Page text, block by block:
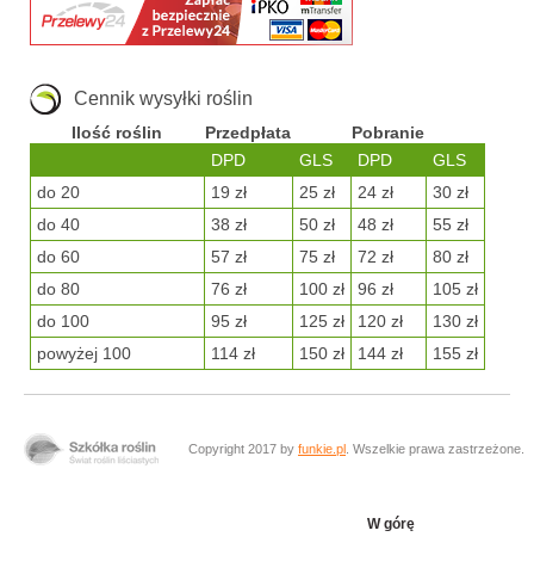
Cennik wysyłki roślin
Ilość roślin Przedpłata
Pobranie
DPD
GLS DPD
GLS
do 20
19 zł 25 zł 24 zł
30 zł
do 40
38 zł 50 zł 48 zł
55 zł
do 60
57 zł 75 zł 72 zł
80 zł
do 80
76 zł 100 zł 96 zł
105 zł
do 100
95 zł 125 zł 120 zł
130 zł
powyżej 100
114 zł 150 zł 144 zł 155 zł
Copyright 2017 by funkie.pl . Wszelkie prawa zastrzeżone.
W górę